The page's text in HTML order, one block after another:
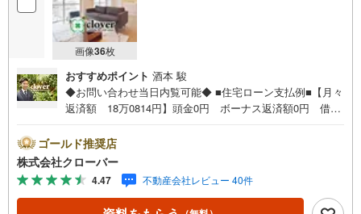
画像36枚
おすすめポイント 酒本 駿
◆お問い合わせ当日内覧可能◆ ■住宅ローン支払例■【月々
返済額 18万0814円】頭金0円 ボーナス返済額0円 借入
●住宅ローン、諸費用ローンお気軽にご相談下さい！渋谷区
代々木に佇むメゾン代々木。ペット飼育2匹まで可能。小田
急線「南新宿」駅徒歩5分、山手線・中央総武線「代々木」
駅徒歩9分、ビッグターミナル駅「新宿」駅10分。周辺には
買い物施設や飲食店が多くあり、賑わいのある街です。197
ゴールド推奨店
株式会社クローバー
4.47 不動産会社レビュー 40件